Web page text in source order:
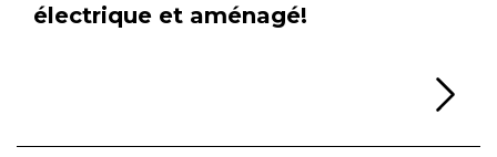
électrique et aménagé!